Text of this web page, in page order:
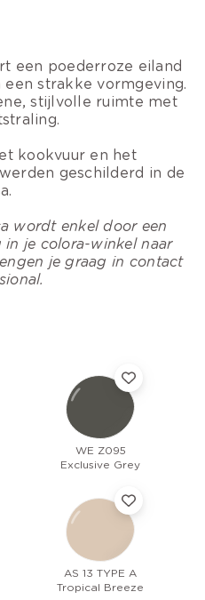
een poederroze eiland
strakke vormgeving.
stijlvolle ruimte met
kookvuur en het
geschilderd in de
wordt enkel door een
in je colora-winkel naar
je graag in contact
WE Z095
Exclusive Grey
AS 13 TYPE A
Tropical Breeze